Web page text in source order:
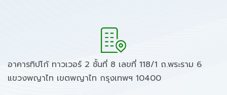
อาคารทิปโก้ ทาวเวอร์ 2 ชั้นที่ 8 เลขที่ 118/1 ถ.พระราม 6
แขวงพญาไท เขตพญาไท กรุงเทพฯ 10400